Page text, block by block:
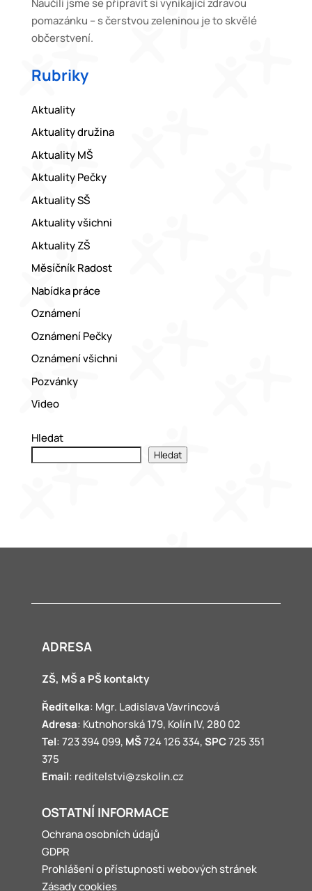
pomazánku – s čerstvou zeleninou je to skvělé
občerstvení.
Rubriky
Aktuality
Aktuality družina
Aktuality MŠ
Aktuality Pečky
Aktuality SŠ
Aktuality všichni
Aktuality ZŠ
Měsíčník Radost
Nabídka práce
Oznámení
Oznámení Pečky
Oznámení všichni
Pozvánky
Video
Hledat
Hledat
ADRESA
ZŠ, MŠ a PŠ kontakty
Ředitelka: Mgr. Ladislava Vavrincová
Adresa: Kutnohorská 179, Kolín IV, 280 02
Tel: 723 394 099, MŠ724 126 334,SPC725 351
375
Email: reditelstvi@zskolin.cz
OSTATNÍ INFORMACE
Ochrana osobních údajů
GDPR
Prohlášení o přístupnosti webových stránek
Zásady cookies